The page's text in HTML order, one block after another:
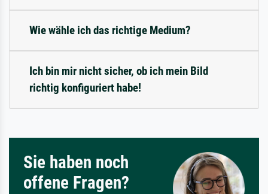
Wie wähle ich das richtige Medium?
Ich bin mir nicht sicher, ob ich mein Bild
richtig konfiguriert habe!
Sie haben noch
offene Fragen?